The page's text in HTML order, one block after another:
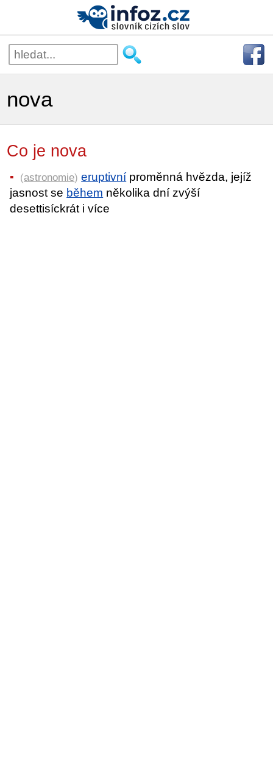
nova
Co je nova
(astronomie) eruptivní proměnná hvězda, jejíž
jasnost se během několika dní zvýší
desettisíckrát i více